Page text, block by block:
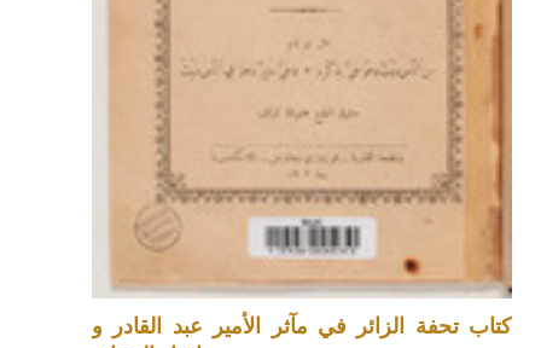
كتاب تحفة الزائر في مآثر الأمير عبد القادر و